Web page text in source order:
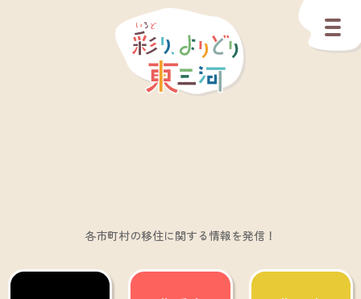
各市町村の移住に関する情報を発信！